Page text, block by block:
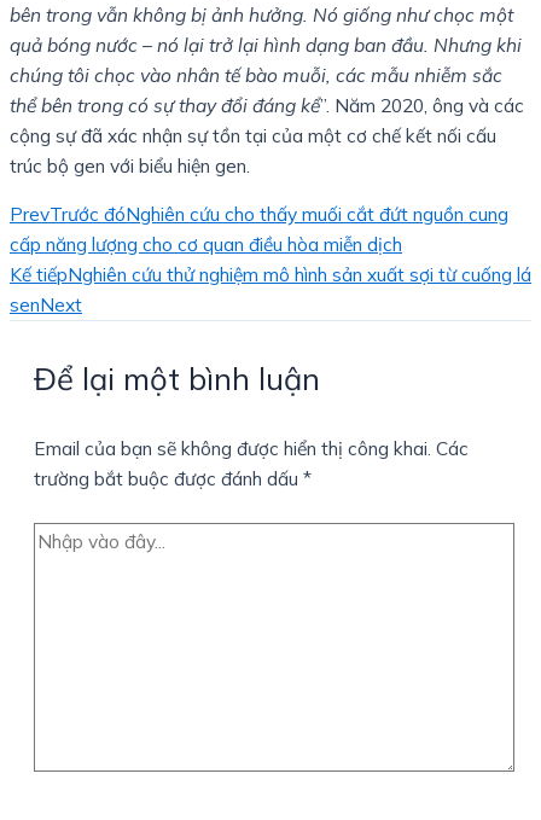
bên trong vẫn không bị ảnh hưởng. Nó giống như chọc một
quả bóng nước – nó lại trở lại hình dạng ban đầu. Nhưng khi
chúng tôi chọc vào nhân tế bào muỗi, các mẫu nhiễm sắc
thể bên trong có sự thay đổi đáng kể”. Năm 2020, ông và các
cộng sự đã xác nhận sự tồn tại của một cơ chế kết nối cấu
trúc bộ gen với biểu hiện gen.
PrevTrước đóNghiên cứu cho thấy muối cắt đứt nguồn cung
cấp năng lượng cho cơ quan điều hòa miễn dịch
Kế tiếpNghiên cứu thử nghiệm mô hình sản xuất sợi từ cuống lá
senNext
Để lại một bình luận
Email của bạn sẽ không được hiển thị công khai. Các
trường bắt buộc được đánh dấu *
Nhập